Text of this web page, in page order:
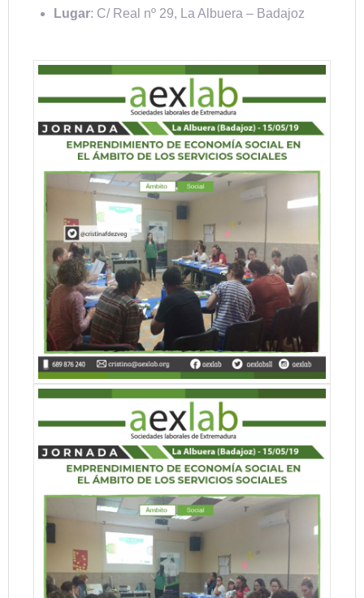
Lugar: C/ Real nº 29, La Albuera – Badajoz